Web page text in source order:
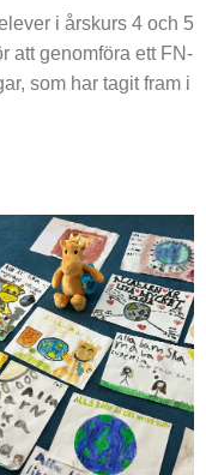
i årskurs 4 och 5
att genomföra ett FN-
som har tagit fram i